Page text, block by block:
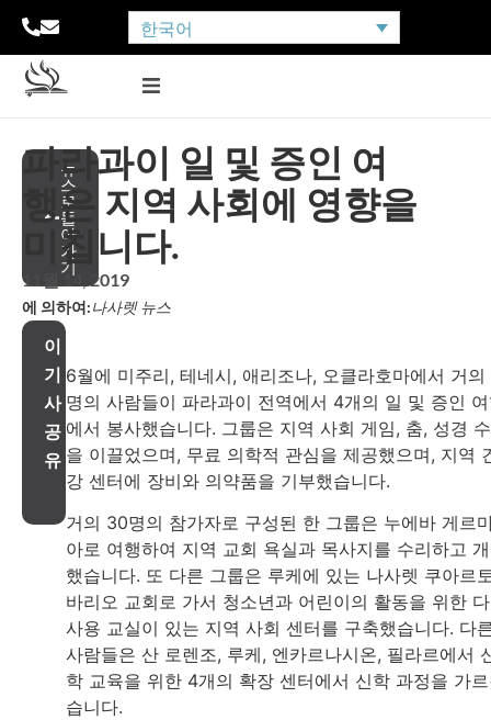
한국어
뉴
스
로
돌
아
가
기
파라과이 일 및 증인 여
행은 지역 사회에 영향을
미칩니다.
11월 14, 2019
에 의하여:나사렛 뉴스
이
기
사
공
유
6월에 미주리, 테네시, 애리조나, 오클라호마에서 거
명의 사람들이 파라과이 전역에서 4개의 일 및 증인
에서 봉사했습니다. 그룹은 지역 사회 게임, 춤, 성경
을 이끌었으며, 무료 의학적 관심을 제공했으며, 지역
강 센터에 장비와 의약품을 기부했습니다.
거의 30명의 참가자로 구성된 한 그룹은 누에바 게르
아로 여행하여 지역 교회 욕실과 목사지를 수리하고
했습니다. 또 다른 그룹은 루케에 있는 나사렛 쿠아르
바리오 교회로 가서 청소년과 어린이의 활동을 위한
사용 교실이 있는 지역 사회 센터를 구축했습니다. 다
사람들은 산 로렌조, 루케, 엔카르나시온, 필라르에서
학 교육을 위한 4개의 확장 센터에서 신학 과정을 가
습니다.